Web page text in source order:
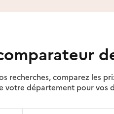
recherches, comparez les
votre département pour vos